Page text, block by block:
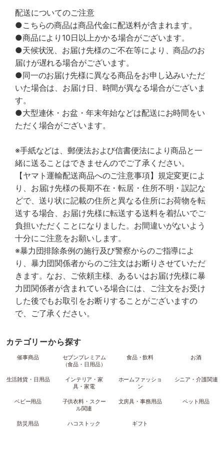
配送についてのご注意
●こちらの商品は商品代金に配送料が含まれます。
●商品により10日以上かかる場合がございます。
●天候状況、お届け先様のご不在等により、商品のお
届けが遅れる場合がございます。
●同一のお届け先様に異なる商品をお申し込みいただ
いた場合は、お届け日、時間が異なる場合がございま
す。
●大型連休・お盆・年末年始などは配送にお時間をい
ただく場合がございます。
※手紙などは、郵便法および信書便法により商品と一
緒に送ることはできませんのでご了承ください。
【ヤマト運輸配送商品へのご注意事項】規定変更によ
り、お届け先様の長期不在・転居・住所不明・誤記な
どで、送り状に記載の住所と異なる住所にお荷物を転
送する場合、お届け先様に転送する送料を着払いでご
負担いただくことになりました。お間違いがないよう
十分にご注意をお願いします。
※暴力団排除条例の施行及び警察からのご指導によ
り、暴力団関係者からのご注文はお断りさせていただ
きます。なお、ご依頼主様、あるいはお届け先様に暴
力団関係者が含まれている場合には、ご注文をお受け
した後でもお取引をお断りすることがございますの
で、ご了承ください。
カテゴリーから探す
催事商品
セブンプレミアム
（食品・日用品）
食品・飲料 お酒
生活雑貨・日用品
インテリア・家
具・家電
ホームファッショ
ン
シニア・介護関連
ベビー用品
子供衣料・スクー
ル関連
文房具・事務用品 ペット用品
防災用品 ハコストック ギフト